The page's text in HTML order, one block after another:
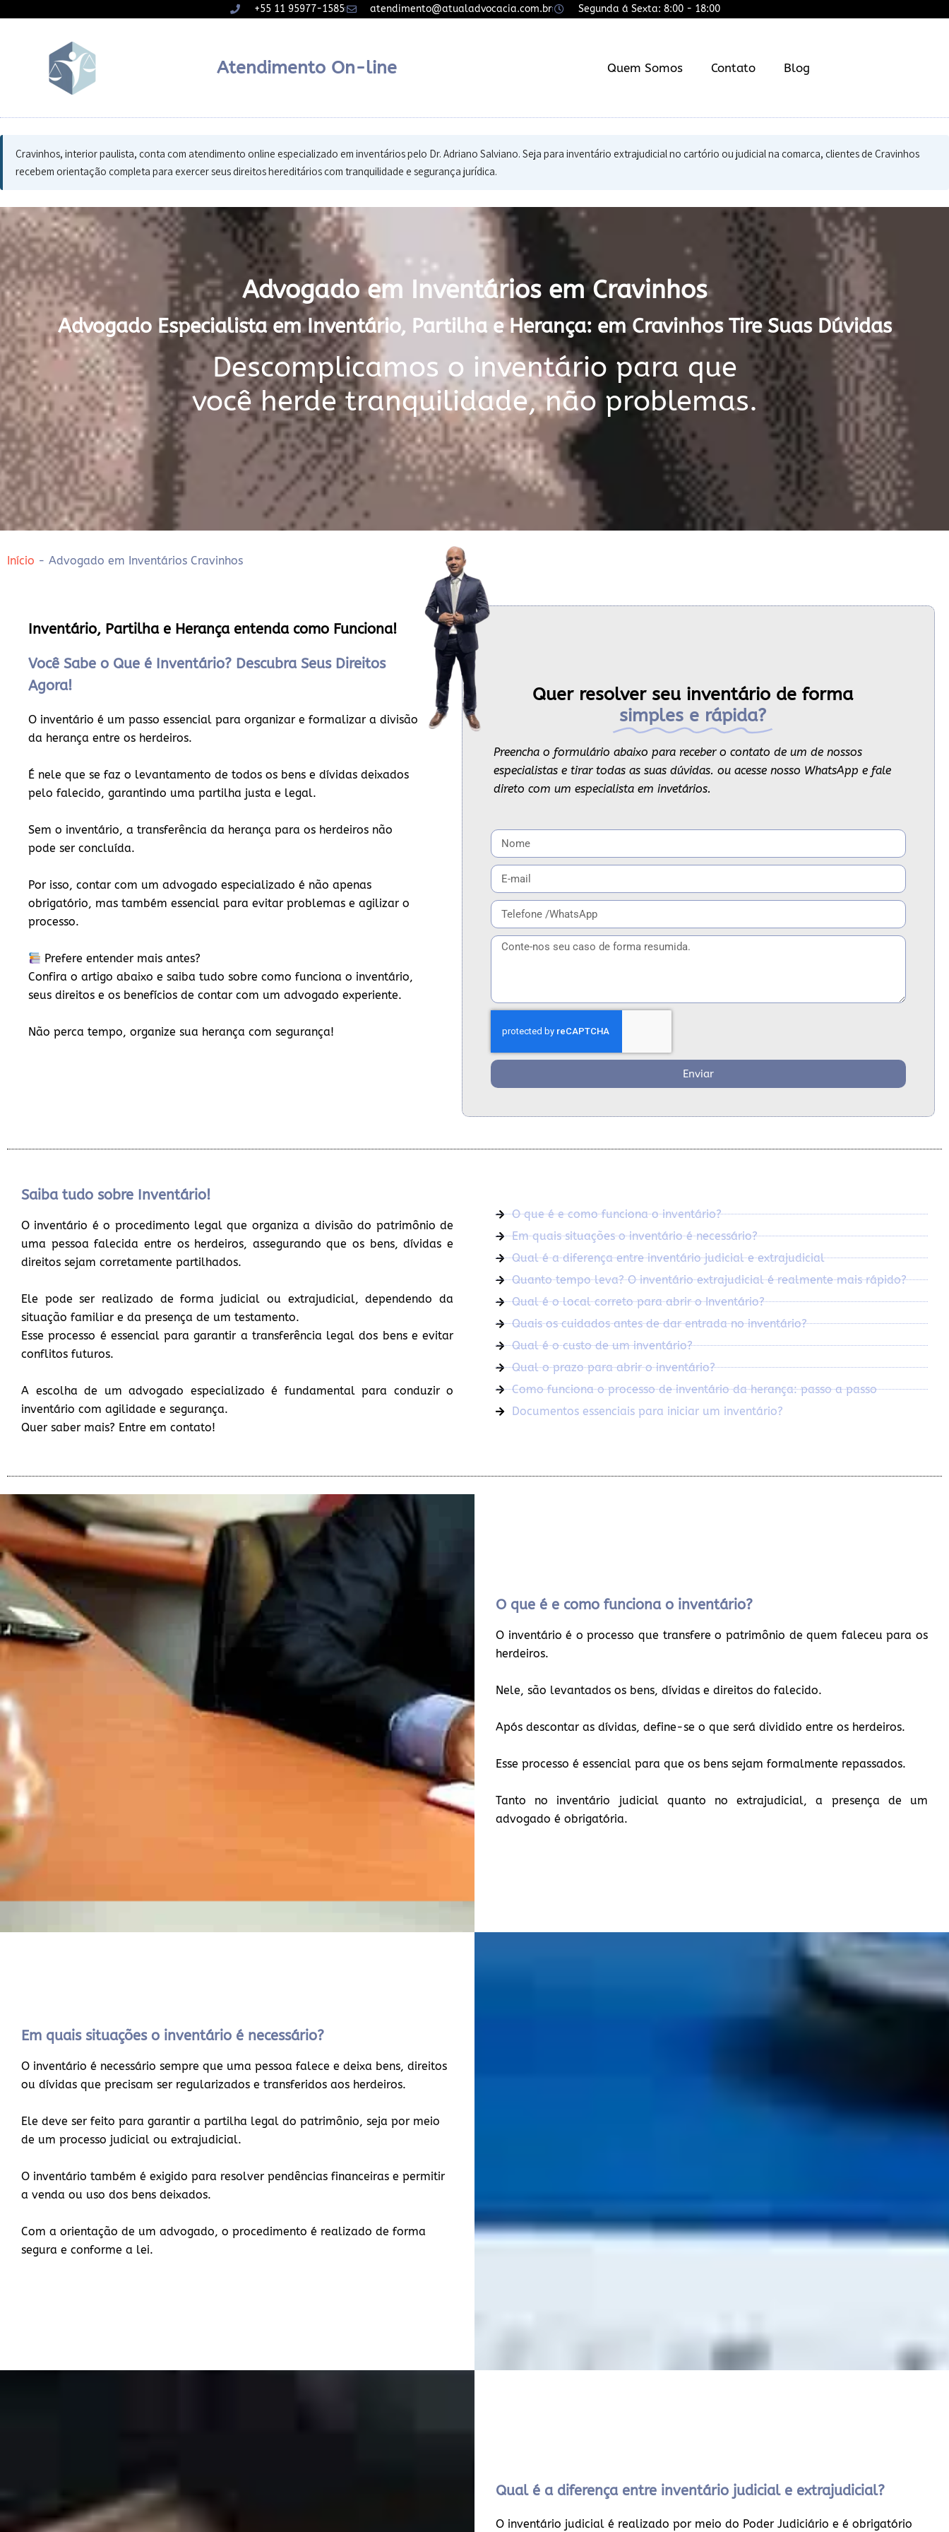
+55 11 95977-1585 atendimento@atualadvocacia.com.br Segunda á Sexta: 8:00 - 18:00
Atendimento On-line Quem Somos Contato Blog
Cravinhos, interior paulista, conta com atendimento online especializado em inventários pelo Dr. Adriano Salviano. Seja para inventário extrajudicial no cartório ou judicial na comarca, clientes de Cravinhos
recebem orientação completa para exercer seus direitos hereditários com tranquilidade e segurança jurídica.
Advogado em Inventários em Cravinhos
Advogado Especialista em Inventário, Partilha e Herança: em Cravinhos Tire Suas Dúvidas
Descomplicamos o inventário para que
você herde tranquilidade, não problemas.
Início - Advogado em Inventários Cravinhos
Inventário, Partilha e Herança entenda como Funciona!
Você Sabe o Que é Inventário? Descubra Seus Direitos
Agora!
O inventário é um passo essencial para organizar e formalizar a divisão
da herança entre os herdeiros.
É nele que se faz o levantamento de todos os bens e dívidas deixados
pelo falecido, garantindo uma partilha justa e legal.
Sem o inventário, a transferência da herança para os herdeiros não
pode ser concluída.
Por isso, contar com um advogado especializado é não apenas
obrigatório, mas também essencial para evitar problemas e agilizar o
processo.
Prefere entender mais antes?
Confira o artigo abaixo e saiba tudo sobre como funciona o inventário,
seus direitos e os benefícios de contar com um advogado experiente.
Não perca tempo, organize sua herança com segurança!
Quer resolver seu inventário de forma
simples e rápida?
Preencha o formulário abaixo para receber o contato de um de nossos
especialistas e tirar todas as suas dúvidas. ou acesse nosso WhatsApp e fale
direto com um especialista em invetários.
Enviar
Saiba tudo sobre Inventário!
O inventário é o procedimento legal que organiza a divisão do patrimônio de
uma pessoa falecida entre os herdeiros, assegurando que os bens, dívidas e
direitos sejam corretamente partilhados.
Ele pode ser realizado de forma judicial ou extrajudicial, dependendo da
situação familiar e da presença de um testamento.
Esse processo é essencial para garantir a transferência legal dos bens e evitar
conflitos futuros.
A escolha de um advogado especializado é fundamental para conduzir o
inventário com agilidade e segurança.
Quer saber mais? Entre em contato!
O que é e como funciona o inventário?
Em quais situações o inventário é necessário?
Qual é a diferença entre inventário judicial e extrajudicial
Quanto tempo leva? O inventário extrajudicial é realmente mais rápido?
Qual é o local correto para abrir o Inventário?
Quais os cuidados antes de dar entrada no inventário?
Qual é o custo de um inventário?
Qual o prazo para abrir o inventário?
Como funciona o processo de inventário da herança: passo a passo
Documentos essenciais para iniciar um inventário?
O que é e como funciona o inventário?
O inventário é o processo que transfere o patrimônio de quem faleceu para os
herdeiros.
Nele, são levantados os bens, dívidas e direitos do falecido.
Após descontar as dívidas, define-se o que será dividido entre os herdeiros.
Esse processo é essencial para que os bens sejam formalmente repassados.
Tanto no inventário judicial quanto no extrajudicial, a presença de um
advogado é obrigatória.
Em quais situações o inventário é necessário?
O inventário é necessário sempre que uma pessoa falece e deixa bens, direitos
ou dívidas que precisam ser regularizados e transferidos aos herdeiros.
Ele deve ser feito para garantir a partilha legal do patrimônio, seja por meio
de um processo judicial ou extrajudicial.
O inventário também é exigido para resolver pendências financeiras e permitir
a venda ou uso dos bens deixados.
Com a orientação de um advogado, o procedimento é realizado de forma
segura e conforme a lei.
Qual é a diferença entre inventário judicial e extrajudicial?
O inventário judicial é realizado por meio do Poder Judiciário e é obrigatório